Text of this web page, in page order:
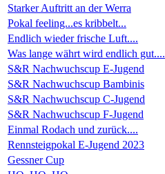
Starker Auftritt an der Werra
Pokal feeling...es kribbelt...
Endlich wieder frische Luft....
Was lange währt wird endlich gut....
S&R Nachwuchscup E-Jugend
S&R Nachwuchscup Bambinis
S&R Nachwuchscup C-Jugend
S&R Nachwuchscup F-Jugend
Einmal Rodach und zurück....
Rennsteigpokal E-Jugend 2023
Gessner Cup